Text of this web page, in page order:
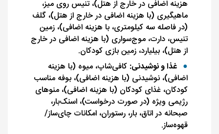
هزینه اضافی در خارج از هتل)، تنیس روی میز،
ماهیگیری (با هزینه اضافی در خارج از هتل)، گلف
(در فاصله سه کیلومتری، با هزینه اضافی)، زمین
تنیس، دارت، موج‌سواری (با هزینه اضافی در خارج
از هتل)، بیلیارد، زمین بازی کودکان.
غذا و نوشیدنی: کافی‌شاپ، میوه (با هزینه
اضافی)، نوشیدنی (با هزینه اضافی)، بوفه مناسب
کودکان، غذای کودکان (با هزینه اضافی)، منوهای
رژیمی ویژه (در صورت درخواست)، اسنک‌بار،
صبحانه در اتاق، بار، رستوران، امکانات چای‌ساز/
قهوه‌ساز.